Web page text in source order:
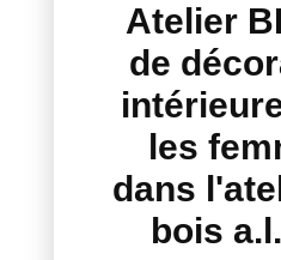
Atelier
de
les
dans
bois